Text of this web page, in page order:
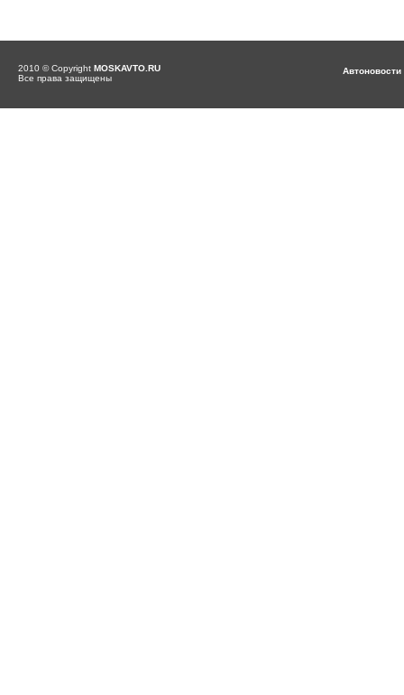
2010 © Copyright MOSKAVTO.RU
Все права защищены
Автоновости